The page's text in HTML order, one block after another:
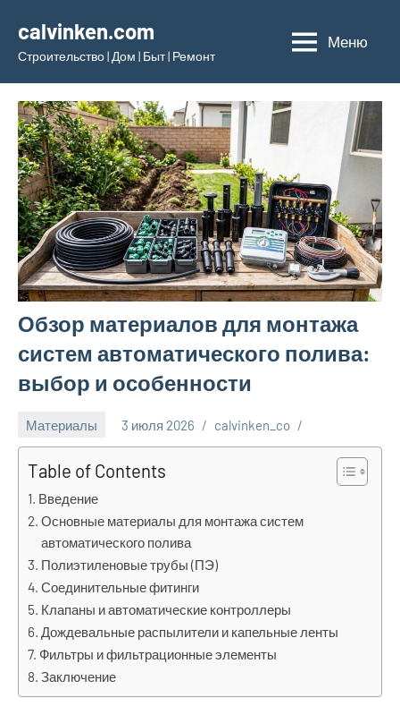
содержимому
calvinken.com
Строительство | Дом | Быт | Ремонт
Меню
Обзор материалов для монтажа
систем автоматического полива:
выбор и особенности
Материалы 3 июля 2026 calvinken_co
Table of Contents
Введение
Основные материалы для монтажа систем
автоматического полива
Полиэтиленовые трубы (ПЭ)
Соединительные фитинги
Клапаны и автоматические контроллеры
Дождевальные распылители и капельные ленты
Фильтры и фильтрационные элементы
Заключение